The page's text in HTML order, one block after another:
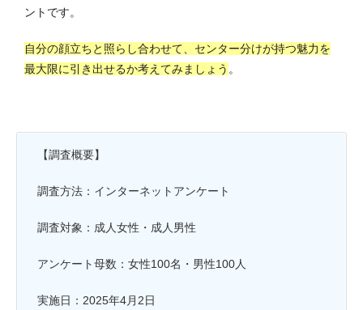
ントです。
自分の顔立ちと照らし合わせて、センター分けが持つ魅力を
最大限に引き出せるか考えてみましょう 。
【調査概要】
調査方法：インターネットアンケート
調査対象：成人女性・成人男性
アンケート母数：女性100名・男性100人
実施日：2025年4月2日